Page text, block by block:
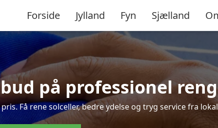
Forside Jylland Fyn Sjælland
på professionel
Få rene solceller, bedre ydelse og tryg service fra